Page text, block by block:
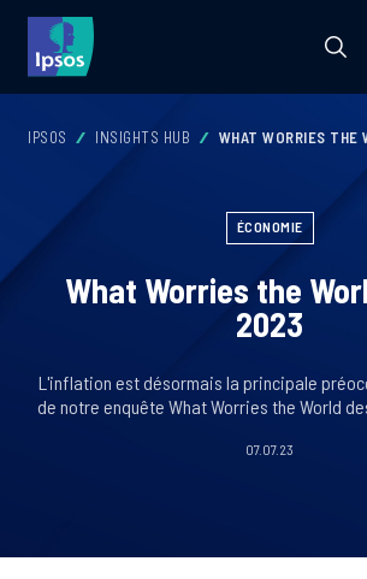
IPSOS INSIGHTS HUB WHAT WORRIES
ÉCONOMIE
What Worries the
2023
L'inflation est désormais la principale
de notre enquête What Worries the World
07.07.23